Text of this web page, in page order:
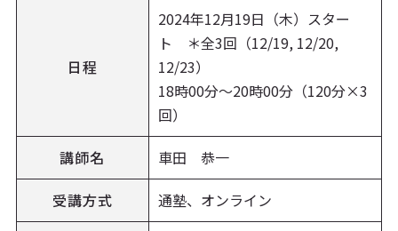
日程
2024年12月19日（木）スター
ト ＊全3回（12/19, 12/20,
12/23）
18時00分〜20時00分（120分×3
回）
講師名
車田 恭一
受講方式
通塾、オンライン